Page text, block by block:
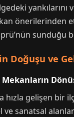
yankılarını
önerilerinden
sunduğu
Doğuşu ve
hızla gelişen bir
ve sanatsal